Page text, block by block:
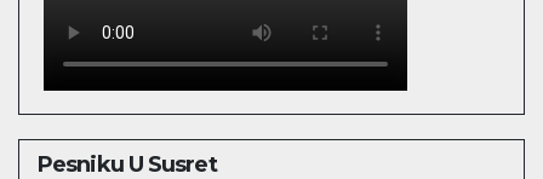
Pesniku U Susret